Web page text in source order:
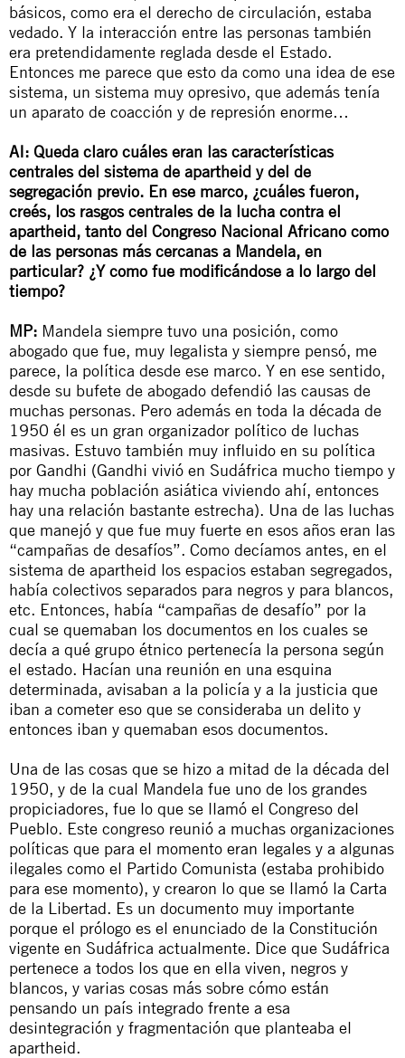
básicos, como era el derecho de circulación, estaba
vedado. Y la interacción entre las personas también
era pretendidamente reglada desde el Estado.
Entonces me parece que esto da como una idea de ese
sistema, un sistema muy opresivo, que además tenía
un aparato de coacción y de represión enorme…
AI: Queda claro cuáles eran las características
centrales del sistema de apartheid y del de
segregación previo. En ese marco, ¿cuáles fueron,
creés, los rasgos centrales de la lucha contra el
apartheid, tanto del Congreso Nacional Africano como
de las personas más cercanas a Mandela, en
particular? ¿Y como fue modificándose a lo largo del
tiempo?
MP: Mandela siempre tuvo una posición, como
abogado que fue, muy legalista y siempre pensó, me
parece, la política desde ese marco. Y en ese sentido,
desde su bufete de abogado defendió las causas de
muchas personas. Pero además en toda la década de
1950 él es un gran organizador político de luchas
masivas. Estuvo también muy influido en su política
por Gandhi (Gandhi vivió en Sudáfrica mucho tiempo y
hay mucha población asiática viviendo ahí, entonces
hay una relación bastante estrecha). Una de las luchas
que manejó y que fue muy fuerte en esos años eran las
“campañas de desafíos”. Como decíamos antes, en el
sistema de apartheid los espacios estaban segregados,
había colectivos separados para negros y para blancos,
etc. Entonces, había “campañas de desafío” por la
cual se quemaban los documentos en los cuales se
decía a qué grupo étnico pertenecía la persona según
el estado. Hacían una reunión en una esquina
determinada, avisaban a la policía y a la justicia que
iban a cometer eso que se consideraba un delito y
entonces iban y quemaban esos documentos.
Una de las cosas que se hizo a mitad de la década del
1950, y de la cual Mandela fue uno de los grandes
propiciadores, fue lo que se llamó el Congreso del
Pueblo. Este congreso reunió a muchas organizaciones
políticas que para el momento eran legales y a algunas
ilegales como el Partido Comunista (estaba prohibido
para ese momento), y crearon lo que se llamó la Carta
de la Libertad. Es un documento muy importante
porque el prólogo es el enunciado de la Constitución
vigente en Sudáfrica actualmente. Dice que Sudáfrica
pertenece a todos los que en ella viven, negros y
blancos, y varias cosas más sobre cómo están
pensando un país integrado frente a esa
desintegración y fragmentación que planteaba el
apartheid.